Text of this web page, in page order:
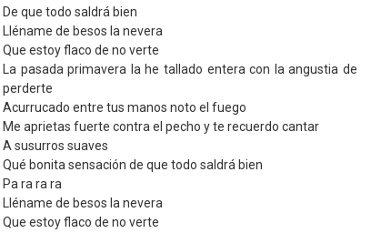
De que todo saldrá bien
Lléname de besos la nevera
Que estoy flaco de no verte
La pasada primavera la he tallado entera con la angustia de
perderte
Acurrucado entre tus manos noto el fuego
Me aprietas fuerte contra el pecho y te recuerdo cantar
A susurros suaves
Qué bonita sensación de que todo saldrá bien
Pa ra ra ra
Lléname de besos la nevera
Que estoy flaco de no verte